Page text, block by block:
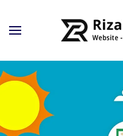
Skip to main content